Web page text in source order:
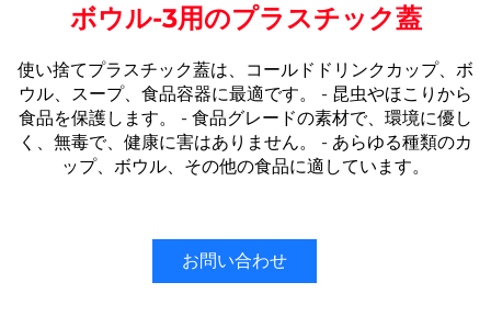
ボウル-3用のプラスチック蓋
使い捨てプラスチック蓋は、コールドドリンクカップ、ボ
ウル、スープ、食品容器に最適です。 - 昆虫やほこりから
食品を保護します。 - 食品グレードの素材で、環境に優し
く、無毒で、健康に害はありません。 - あらゆる種類のカ
ップ、ボウル、その他の食品に適しています。
お問い合わせ